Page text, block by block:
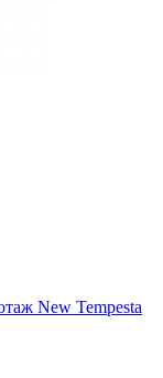
New Tempesta